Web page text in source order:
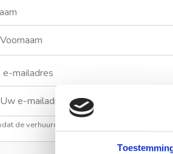
e-mailadres
de verhuurder contact met u kan opnemen